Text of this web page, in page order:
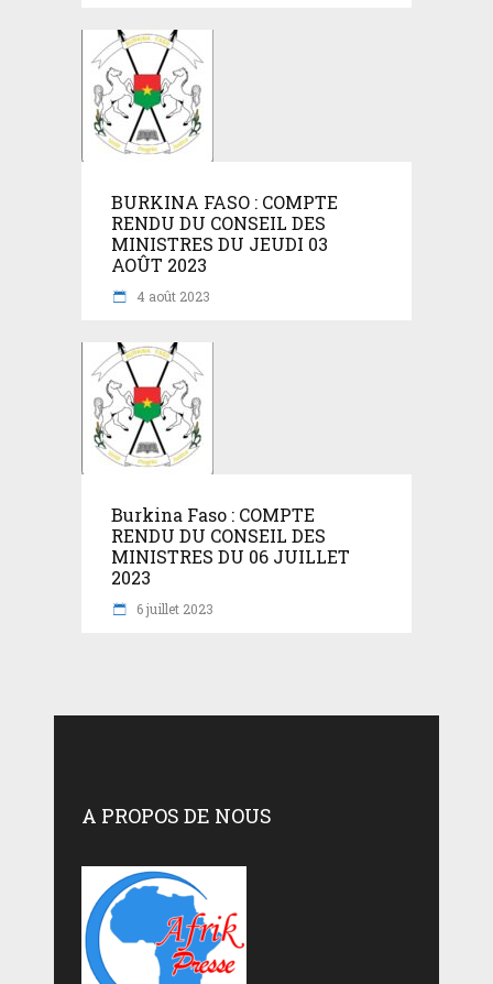
BURKINA FASO : COMPTE
RENDU DU CONSEIL DES
MINISTRES DU JEUDI 03
AOÛT 2023
4 août 2023
Burkina Faso : COMPTE
RENDU DU CONSEIL DES
MINISTRES DU 06 JUILLET
2023
6 juillet 2023
A PROPOS DE NOUS